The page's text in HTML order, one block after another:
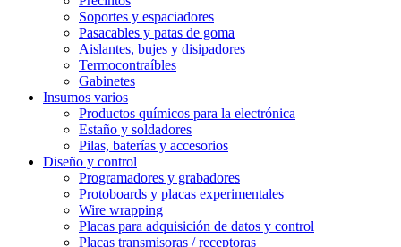
Soportes y espaciadores
Pasacables y patas de goma
Aislantes, bujes y disipadores
Termocontraíbles
Gabinetes
Insumos varios
Productos químicos para la electrónica
Estaño y soldadores
Pilas, baterías y accesorios
Diseño y control
Programadores y grabadores
Protoboards y placas experimentales
Wire wrapping
Placas para adquisición de datos y control
Placas transmisoras / receptoras